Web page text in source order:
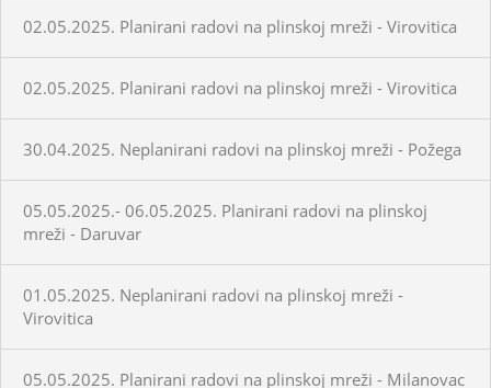
02.05.2025. Planirani radovi na plinskoj mreži - Virovitica
02.05.2025. Planirani radovi na plinskoj mreži - Virovitica
30.04.2025. Neplanirani radovi na plinskoj mreži - Požega
05.05.2025.- 06.05.2025. Planirani radovi na plinskoj
mreži - Daruvar
01.05.2025. Neplanirani radovi na plinskoj mreži -
Virovitica
05.05.2025. Planirani radovi na plinskoj mreži - Milanovac